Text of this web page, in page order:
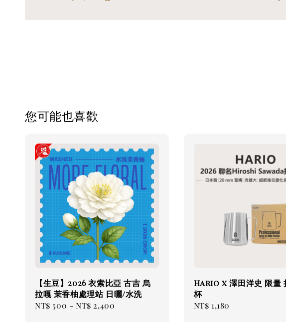
您可能也喜歡
【生豆】2026 衣索比亞 古吉 烏
拉嘎 茉香柚處理站 日曬/水洗
Regular
NT$ 500 -NT$ 2,400
Hario x 澤田洋史 限量
杯
Regular
NT$ 1,180